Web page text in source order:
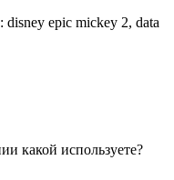
epic mickey 2, data
какой используете?